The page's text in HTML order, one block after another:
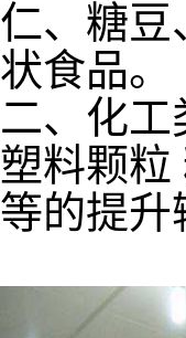
仁、糖豆
状食品。
二、化工
塑料颗粒
等的提升